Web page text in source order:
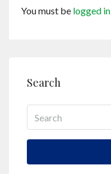
You must be logged in
Search